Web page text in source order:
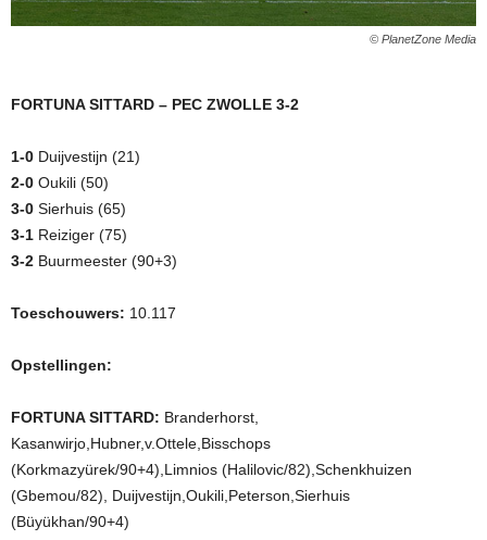
© PlanetZone Media
FORTUNA SITTARD – PEC ZWOLLE 3-2
1-0 Duijvestijn (21)
2-0 Oukili (50)
3-0 Sierhuis (65)
3-1 Reiziger (75)
3-2 Buurmeester (90+3)
Toeschouwers: 10.117
Opstellingen:
FORTUNA SITTARD: Branderhorst,
Kasanwirjo,Hubner,v.Ottele,Bisschops
(Korkmazyürek/90+4),Limnios (Halilovic/82),Schenkhuizen
(Gbemou/82), Duijvestijn,Oukili,Peterson,Sierhuis
(Büyükhan/90+4)